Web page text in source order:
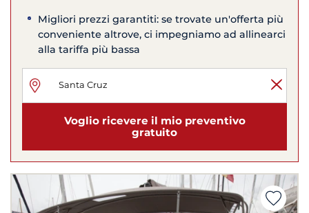
Migliori prezzi garantiti: se trovate un'offerta più
conveniente altrove, ci impegniamo ad allinearci
alla tariffa più bassa
Voglio ricevere il mio preventivo
gratuito